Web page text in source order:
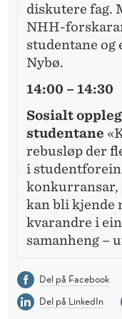
diskutere fag.
NHH-
studentane og
Nybø.
14:00 – 14:30
Sosialt
studentane
rebusløp der
i
konkurransar,
kan bli kjende
kvarandre i
samanheng –
Del på Facebook
Del på LinkedIn